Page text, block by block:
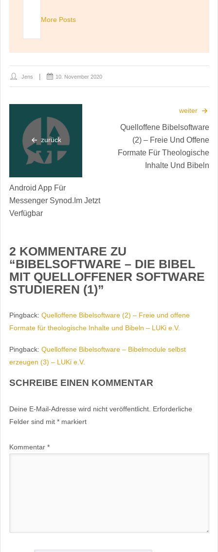
More Posts
Jens 10. November 2020
zurück
Android App Für
Messenger Synod.im Jetzt
Verfügbar
weiter
Quelloffene Bibelsoftware
(2) – Freie Und Offene
Formate Für Theologische
Inhalte Und Bibeln
2 KOMMENTARE ZU
“BIBELSOFTWARE – DIE BIBEL
MIT QUELLOFFENER SOFTWARE
STUDIEREN (1)”
Pingback: Quelloffene Bibelsoftware (2) – Freie und offene
Formate für theologische Inhalte und Bibeln – LUKi e.V.
Pingback: Quelloffene Bibelsoftware – Bibelmodule selbst
erzeugen (3) – LUKi e.V.
SCHREIBE EINEN KOMMENTAR
Deine E-Mail-Adresse wird nicht veröffentlicht. Erforderliche
Felder sind mit *markiert
Kommentar *